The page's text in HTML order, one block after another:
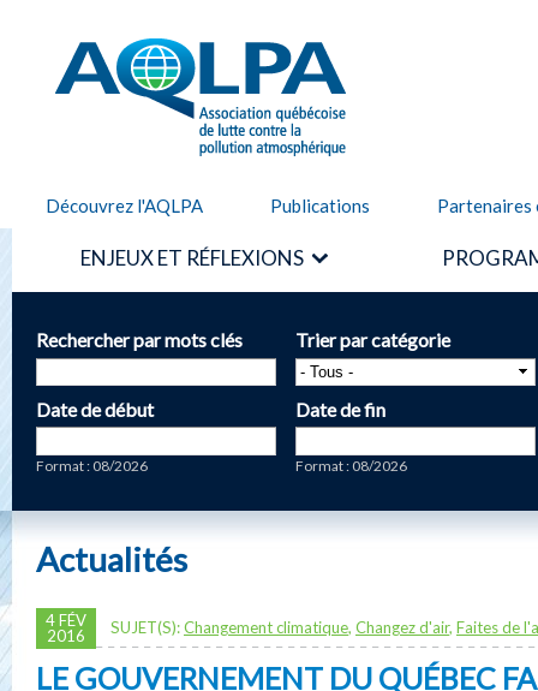
AQLPA
Découvrez l'AQLPA Publications Partenaires
ENJEUX ET RÉFLEXIONS
Rechercher par mots clés Trier par catégorie
Date de début
Format : 08/2026
Date de fin
Format : 08/2026
Actualités
4 FÉV
2016
SUJET(S):Changement climatique, Changez d'air, Faites de
LE GOUVERNEMENT DU QUÉBEC